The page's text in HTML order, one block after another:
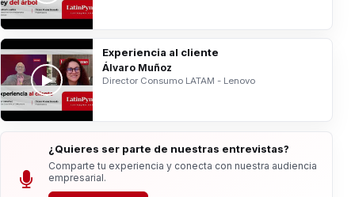
Experiencia al cliente
Álvaro Muñoz
Director Consumo LATAM - Lenovo
¿Quieres ser parte de nuestras entrevistas?
Comparte tu experiencia y conecta con nuestra audiencia
empresarial.